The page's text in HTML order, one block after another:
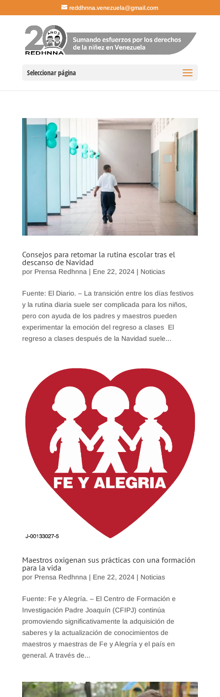
reddhnna.venezuela@gmail.com
Seleccionar página
Consejos para retomar la rutina escolar tras el
descanso de Navidad
por Prensa Redhnna | Ene 22, 2024| Noticias
Fuente: El Diario. – La transición entre los días festivos
y la rutina diaria suele ser complicada para los niños,
pero con ayuda de los padres y maestros pueden
experimentar la emoción del regreso a clases El
regreso a clases después de la Navidad suele...
Maestros oxigenan sus prácticas con una formación
para la vida
por Prensa Redhnna| Ene 22, 2024| Noticias
Fuente: Fe y Alegría. – El Centro de Formación e
Investigación Padre Joaquín (CFIPJ) continúa
promoviendo significativamente la adquisición de
saberes y la actualización de conocimientos de
maestros y maestras de Fe y Alegría y el país en
general. A través de...